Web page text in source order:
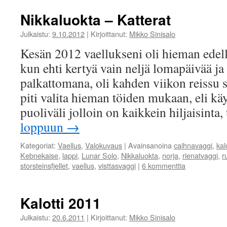
Nikkaluokta – Katterat
Julkaistu: 9.10.2012 | Kirjoittanut: Mikko Sinisalo
Kesän 2012 vaellukseni oli hieman
kun ehti kertyä vain neljä lomapäivää
palkattomana, oli kahden viikon reissu
piti valita hieman töiden mukaan, eli
puoliväli jolloin on kaikkein
loppuun →
Kategoriat: Vaellus, Valokuvaus | Avainsanoina caihnavaggi,
Kebnekaise, lappi, Lunar Solo, Nikkaluokta, norja, rienatvaggi,
storsteinsfjellet, vaellus, visttasvaggi | 6 kommenttia
Kalotti 2011
Julkaistu: 20.6.2011 | Kirjoittanut: Mikko Sinisalo